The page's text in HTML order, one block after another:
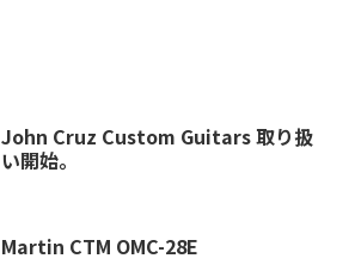
John Cruz Custom Guitars 取り扱
い開始。
Martin CTM OMC-28E